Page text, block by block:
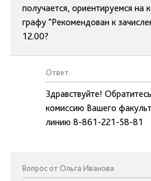
получается, ориентируемся на
графу "Рекомендован к
12.00?
Ответ:
Здравствуйте!
комиссию Вашего
линию 8-861-221-58-81
Вопрос от Ольга Иванова